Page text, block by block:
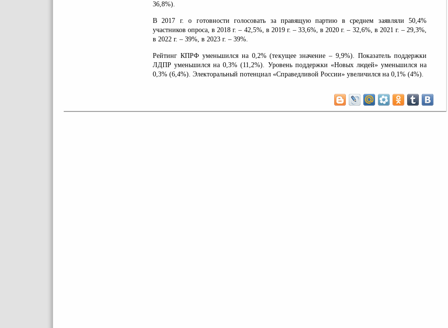
36,8%).
В 2017 г. о готовности голосовать за правящую партию в среднем заявляли 50,4%
участников опроса, в 2018 г. – 42,5%, в 2019 г. – 33,6%, в 2020 г. – 32,6%, в 2021 г. – 29,3%,
в 2022 г. – 39%, в 2023 г. – 39%.
Рейтинг КПРФ уменьшился на 0,2% (текущее значение – 9,9%). Показатель поддержки
ЛДПР уменьшился на 0,3% (11,2%). Уровень поддержки «Новых людей» уменьшился на
0,3% (6,4%). Электоральный потенциал «Справедливой России» увеличился на 0,1% (4%).